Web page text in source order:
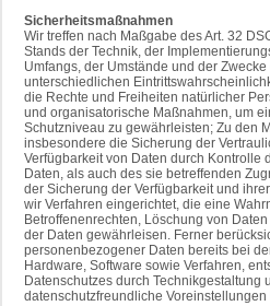
Sicherheitsmaßnahmen
Wir treffen nach Maßgabe des Art. 32
Stands der Technik, der
Umfangs, der Umstände und der
unterschiedlichen
die Rechte und Freiheiten natürlicher
und organisatorische Maßnahmen, um
Schutzniveau zu gewährleisten; Zu den
insbesondere die Sicherung der
Verfügbarkeit von Daten durch Kontrolle
Daten, als auch des sie betreffenden
der Sicherung der Verfügbarkeit und
wir Verfahren eingerichtet, die eine
Betroffenenrechten, Löschung von
der Daten gewährleisen. Ferner
personenbezogener Daten bereits bei
Hardware, Software sowie Verfahren,
Datenschutzes durch Technikgestaltung
datenschutzfreundliche